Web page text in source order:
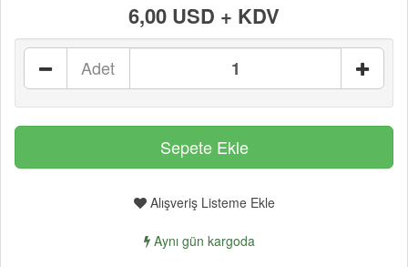
6,00 USD + KDV
Adet
Alışveriş Listeme Ekle
Aynı gün kargoda